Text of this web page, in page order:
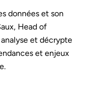
données et son
Head of
et décrypte
et enjeux